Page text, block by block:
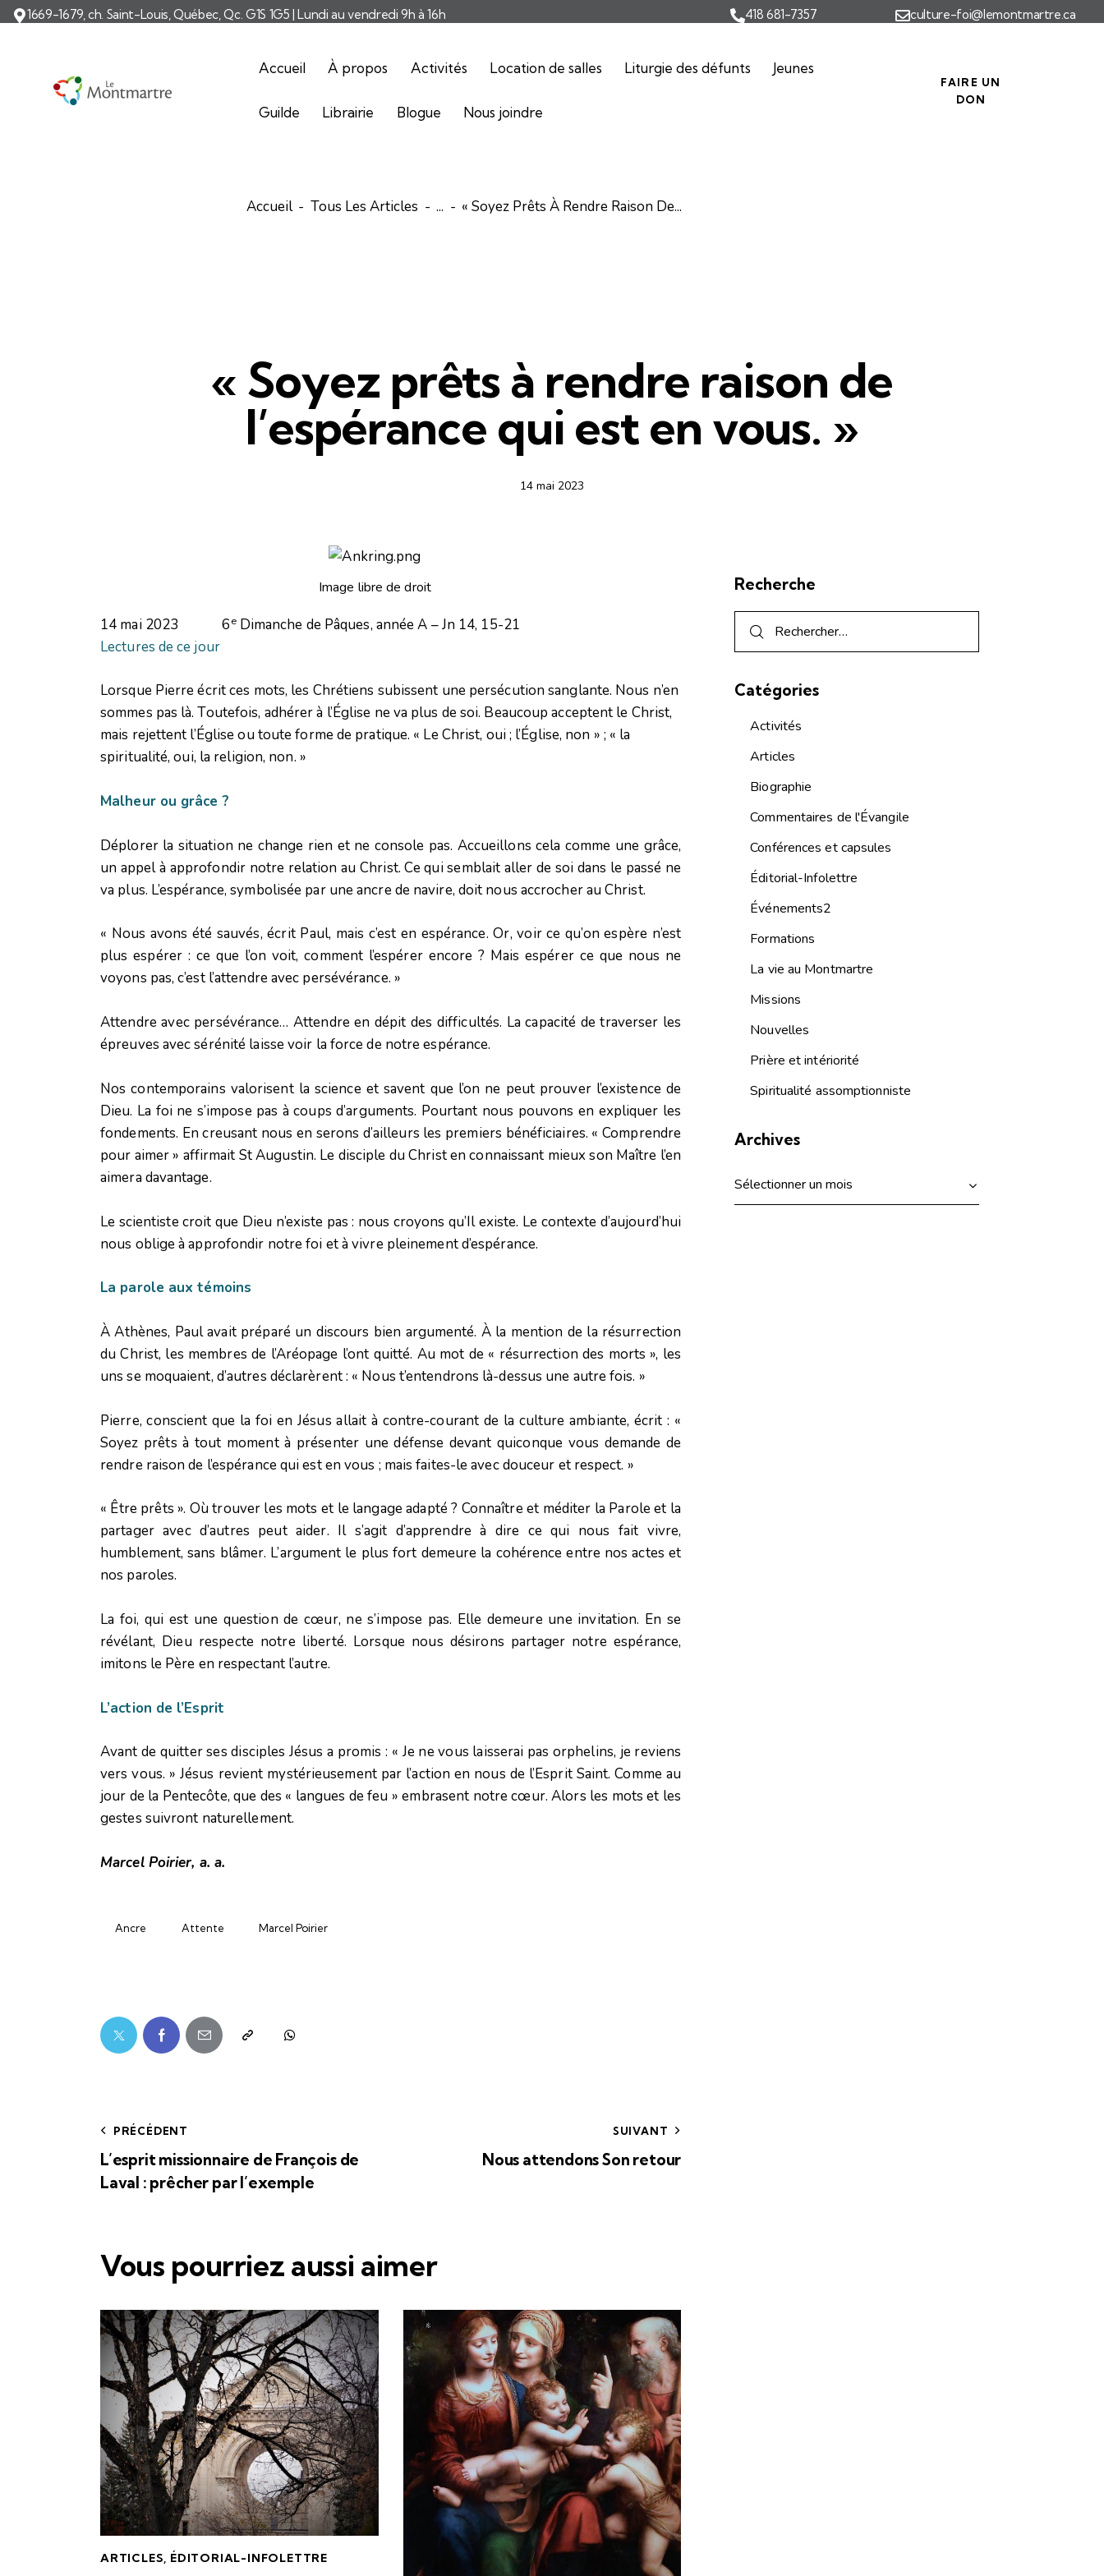
1669-1679, ch. Saint-Louis, Québec, Qc. G1S 1G5 | Lundi au vendredi 9h à 16h 418 681-7357 culture-foi@lemontmartre.ca
Accueil À propos Activités Location de salles Liturgie des défunts Jeunes
Guilde Librairie Blogue Nous joindre
FAIRE UN
DON
Accueil Tous Les Articles ... « Soyez Prêts À Rendre Raison De...
« Soyez prêts à rendre raison de
l’espérance qui est en vous. »
14 mai 2023
Image libre de droit
14 mai 2023 6eDimanche de Pâques, année A – Jn 14, 15-21
Lectures de ce jour
Lorsque Pierre écrit ces mots, les Chrétiens subissent une persécution sanglante. Nous n’en
sommes pas là. Toutefois, adhérer à l’Église ne va plus de soi. Beaucoup acceptent le Christ,
mais rejettent l’Église ou toute forme de pratique. « Le Christ, oui ; l’Église, non » ; « la
spiritualité, oui, la religion, non. »
Malheur ou grâce ?
Déplorer la situation ne change rien et ne console pas. Accueillons cela comme une grâce,
un appel à approfondir notre relation au Christ. Ce qui semblait aller de soi dans le passé ne
va plus. L’espérance, symbolisée par une ancre de navire, doit nous accrocher au Christ.
« Nous avons été sauvés, écrit Paul, mais c’est en espérance. Or, voir ce qu’on espère n’est
plus espérer : ce que l’on voit, comment l’espérer encore ? Mais espérer ce que nous ne
voyons pas, c’est l’attendre avec persévérance. »
Attendre avec persévérance… Attendre en dépit des difficultés. La capacité de traverser les
épreuves avec sérénité laisse voir la force de notre espérance.
Nos contemporains valorisent la science et savent que l’on ne peut prouver l’existence de
Dieu. La foi ne s’impose pas à coups d’arguments. Pourtant nous pouvons en expliquer les
fondements. En creusant nous en serons d’ailleurs les premiers bénéficiaires. « Comprendre
pour aimer » affirmait St Augustin. Le disciple du Christ en connaissant mieux son Maître l’en
aimera davantage.
Le scientiste croit que Dieu n’existe pas : nous croyons qu’Il existe. Le contexte d’aujourd’hui
nous oblige à approfondir notre foi et à vivre pleinement d’espérance.
La parole aux témoins
À Athènes, Paul avait préparé un discours bien argumenté. À la mention de la résurrection
du Christ, les membres de l’Aréopage l’ont quitté. Au mot de « résurrection des morts », les
uns se moquaient, d’autres déclarèrent : « Nous t’entendrons là-dessus une autre fois. »
Pierre, conscient que la foi en Jésus allait à contre-courant de la culture ambiante, écrit : «
Soyez prêts à tout moment à présenter une défense devant quiconque vous demande de
rendre raison de l’espérance qui est en vous ; mais faites-le avec douceur et respect. »
« Être prêts ». Où trouver les mots et le langage adapté ? Connaître et méditer la Parole et la
partager avec d’autres peut aider. Il s’agit d’apprendre à dire ce qui nous fait vivre,
humblement, sans blâmer. L’argument le plus fort demeure la cohérence entre nos actes et
nos paroles.
La foi, qui est une question de cœur, ne s’impose pas. Elle demeure une invitation. En se
révélant, Dieu respecte notre liberté. Lorsque nous désirons partager notre espérance,
imitons le Père en respectant l’autre.
L’action de l’Esprit
Avant de quitter ses disciples Jésus a promis : « Je ne vous laisserai pas orphelins, je reviens
vers vous. »Jésus revient mystérieusement par l’action en nous de l’Esprit Saint. Comme au
jour de la Pentecôte, que des « langues de feu » embrasent notre cœur. Alors les mots et les
gestes suivront naturellement.
Marcel Poirier, a. a.
Ancre Attente Marcel Poirier
PRÉCÉDENT
L’esprit missionnaire de François de
Laval : prêcher par l’exemple
SUIVANT
Nous attendons Son retour
Vous pourriez aussi aimer
ARTICLES, ÉDITORIAL-INFOLETTRE
Recherche
Catégories
Activités
Articles
Biographie
Commentaires de l'Évangile
Conférences et capsules
Éditorial-Infolettre
Événements2
Formations
La vie au Montmartre
Missions
Nouvelles
Prière et intériorité
Spiritualité assomptionniste
Archives